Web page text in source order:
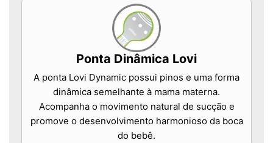
Ponta Dinâmica Lovi
A ponta Lovi Dynamic possui pinos e uma forma
dinâmica semelhante à mama materna.
Acompanha o movimento natural de sucção e
promove o desenvolvimento harmonioso da boca
do bebê.